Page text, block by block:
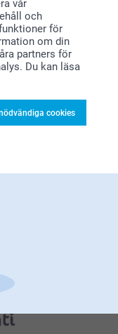
vår
och
för
om din
partners för
Du kan läsa
cookies